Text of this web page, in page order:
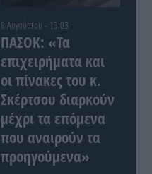
8 Αυγούστου - 13:03
ΠΑΣΟΚ: «Τα
επιχειρήματα και
οι πίνακες του κ.
Σκέρτσου διαρκούν
μέχρι τα επόμενα
που αναιρούν τα
προηγούμενα»